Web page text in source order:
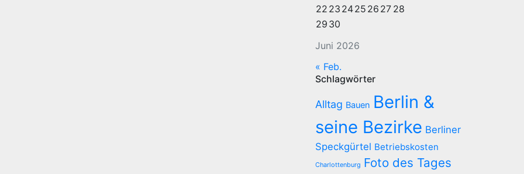
Juni 2026
22 23 2425 26 27 28
29 30
« Feb.
Schlagwörter
Alltag Bauen Berlin &
seine Bezirke Berliner
Speckgürtel Betriebskosten
Charlottenburg Foto des Tages